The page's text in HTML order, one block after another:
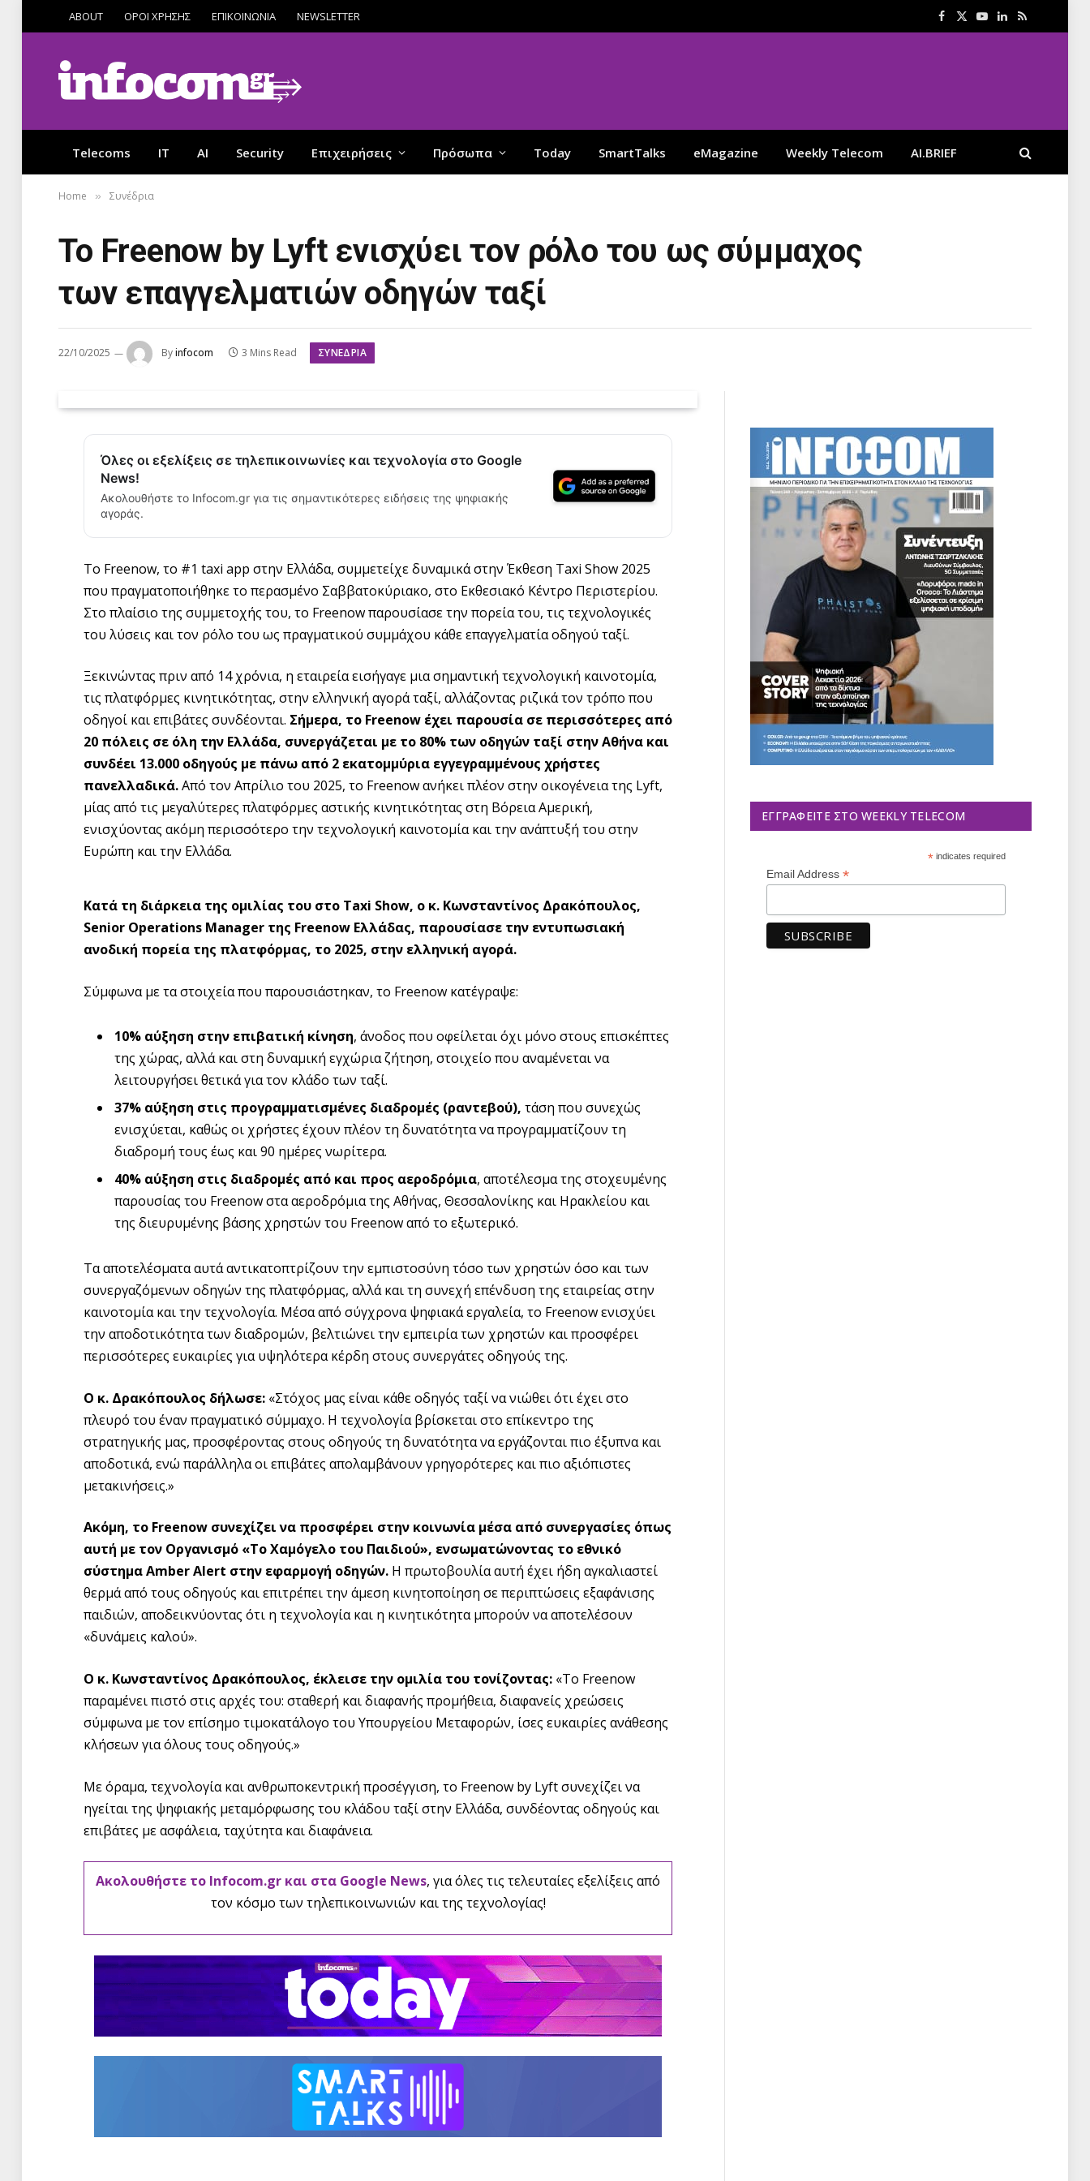
ABOUT ΟΡΟΙ ΧΡΗΣΗΣ ΕΠΙΚΟΙΝΩΝΙΑ NEWSLETTER Facebook
X
YouTube
LinkedIn
RSS
Telecoms IT AI Security Επιχειρήσεις Πρόσωπα Today SmartTalks eMagazine Weekly Telecom AI.BRIEF
Home » Συνέδρια
Το Freenow by Lyft ενισχύει τον ρόλο του ως σύμμαχος
των επαγγελματιών οδηγών ταξί
22/10/2025 Byinfocom 3 Mins Read ΣΥΝΈΔΡΙΑ
Όλες οι εξελίξεις σε τηλεπικοινωνίες και τεχνολογία στο Google
News!
Ακολουθήστε το Infocom.gr για τις σημαντικότερες ειδήσεις της ψηφιακής
αγοράς.
Το Freenow, το #1 taxi app στην Ελλάδα, συμμετείχε δυναμικά στην Έκθεση Taxi Show 2025
που πραγματοποιήθηκε το περασμένο Σαββατοκύριακο, στο Εκθεσιακό Κέντρο Περιστερίου.
Στο πλαίσιο της συμμετοχής του, το Freenow παρουσίασε την πορεία του, τις τεχνολογικές
του λύσεις και τον ρόλο του ως πραγματικού συμμάχου κάθε επαγγελματία οδηγού ταξί.
Ξεκινώντας πριν από 14 χρόνια, η εταιρεία εισήγαγε μια σημαντική τεχνολογική καινοτομία,
τις πλατφόρμες κινητικότητας, στην ελληνική αγορά ταξί, αλλάζοντας ριζικά τον τρόπο που
οδηγοί και επιβάτες συνδέονται. Σήμερα, το Freenow έχει παρουσία σε περισσότερες από
20 πόλεις σε όλη την Ελλάδα, συνεργάζεται με το 80% των οδηγών ταξί στην Αθήνα και
συνδέει 13.000 οδηγούς με πάνω από 2 εκατομμύρια εγγεγραμμένους χρήστες
πανελλαδικά.Από τον Απρίλιο του 2025, το Freenow ανήκει πλέον στην οικογένεια της Lyft,
μίας από τις μεγαλύτερες πλατφόρμες αστικής κινητικότητας στη Βόρεια Αμερική,
ενισχύοντας ακόμη περισσότερο την τεχνολογική καινοτομία και την ανάπτυξή του στην
Ευρώπη και την Ελλάδα.
Κατά τη διάρκεια της ομιλίας του στο Taxi Show, ο κ. Κωνσταντίνος Δρακόπουλος,
Senior Operations Manager της Freenow Ελλάδας, παρουσίασε την εντυπωσιακή
ανοδική πορεία της πλατφόρμας, το 2025, στην ελληνική αγορά.
Σύμφωνα με τα στοιχεία που παρουσιάστηκαν, το Freenow κατέγραψε:
10% αύξηση στην επιβατική κίνηση, άνοδος που οφείλεται όχι μόνο στους επισκέπτες
της χώρας, αλλά και στη δυναμική εγχώρια ζήτηση, στοιχείο που αναμένεται να
λειτουργήσει θετικά για τον κλάδο των ταξί.
37% αύξηση στις προγραμματισμένες διαδρομές (ραντεβού), τάση που συνεχώς
ενισχύεται, καθώς οι χρήστες έχουν πλέον τη δυνατότητα να προγραμματίζουν τη
διαδρομή τους έως και 90 ημέρες νωρίτερα.
40% αύξηση στις διαδρομές από και προς αεροδρόμια, αποτέλεσμα της στοχευμένης
παρουσίας του Freenow στα αεροδρόμια της Αθήνας, Θεσσαλονίκης και Ηρακλείου και
της διευρυμένης βάσης χρηστών του Freenow από το εξωτερικό.
Τα αποτελέσματα αυτά αντικατοπτρίζουν την εμπιστοσύνη τόσο των χρηστών όσο και των
συνεργαζόμενων οδηγών της πλατφόρμας, αλλά και τη συνεχή επένδυση της εταιρείας στην
καινοτομία και την τεχνολογία. Μέσα από σύγχρονα ψηφιακά εργαλεία, το Freenow ενισχύει
την αποδοτικότητα των διαδρομών, βελτιώνει την εμπειρία των χρηστών και προσφέρει
περισσότερες ευκαιρίες για υψηλότερα κέρδη στους συνεργάτες οδηγούς της.
Ο κ. Δρακόπουλος δήλωσε: «Στόχος μας είναι κάθε οδηγός ταξί να νιώθει ότι έχει στο
πλευρό του έναν πραγματικό σύμμαχο. H τεχνολογία βρίσκεται στο επίκεντρο της
στρατηγικής μας, προσφέροντας στους οδηγούς τη δυνατότητα να εργάζονται πιο έξυπνα και
αποδοτικά, ενώ παράλληλα οι επιβάτες απολαμβάνουν γρηγορότερες και πιο αξιόπιστες
μετακινήσεις.»
Ακόμη, το Freenow συνεχίζει να προσφέρει στην κοινωνία μέσα από συνεργασίες όπως
αυτή με τον Οργανισμό «Το Χαμόγελο του Παιδιού», ενσωματώνοντας το εθνικό
σύστημαAmberAlert στην εφαρμογή οδηγών. Η πρωτοβουλία αυτή έχει ήδη αγκαλιαστεί
θερμά από τους οδηγούς και επιτρέπει την άμεση κινητοποίηση σε περιπτώσεις εξαφάνισης
παιδιών, αποδεικνύοντας ότι η τεχνολογία και η κινητικότητα μπορούν να αποτελέσουν
«δυνάμεις καλού».
O κ. Κωνσταντίνος Δρακόπουλος, έκλεισε την ομιλία του τονίζοντας: «Το Freenow
παραμένει πιστό στις αρχές του: σταθερή και διαφανής προμήθεια, διαφανείς χρεώσεις
σύμφωνα με τον επίσημο τιμοκατάλογο του Υπουργείου Μεταφορών, ίσες ευκαιρίες ανάθεσης
κλήσεων για όλους τους οδηγούς.»
Με όραμα, τεχνολογία και ανθρωποκεντρική προσέγγιση, το Freenow by Lyft συνεχίζει να
ηγείται της ψηφιακής μεταμόρφωσης του κλάδου ταξί στην Ελλάδα, συνδέοντας οδηγούς και
επιβάτες με ασφάλεια, ταχύτητα και διαφάνεια.
Ακολουθήστε το Infocom.gr και στα Google News, για όλες τις τελευταίες εξελίξεις από
τον κόσμο των τηλεπικοινωνιών και της τεχνολογίας!
ΕΓΓΡΑΦΕΊΤΕ ΣΤΟ WEEKLY TELECOM
*indicates required
Email Address *